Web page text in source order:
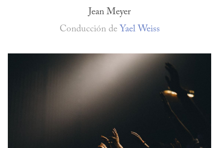
Jean Meyer
Conducción de Yael Weiss